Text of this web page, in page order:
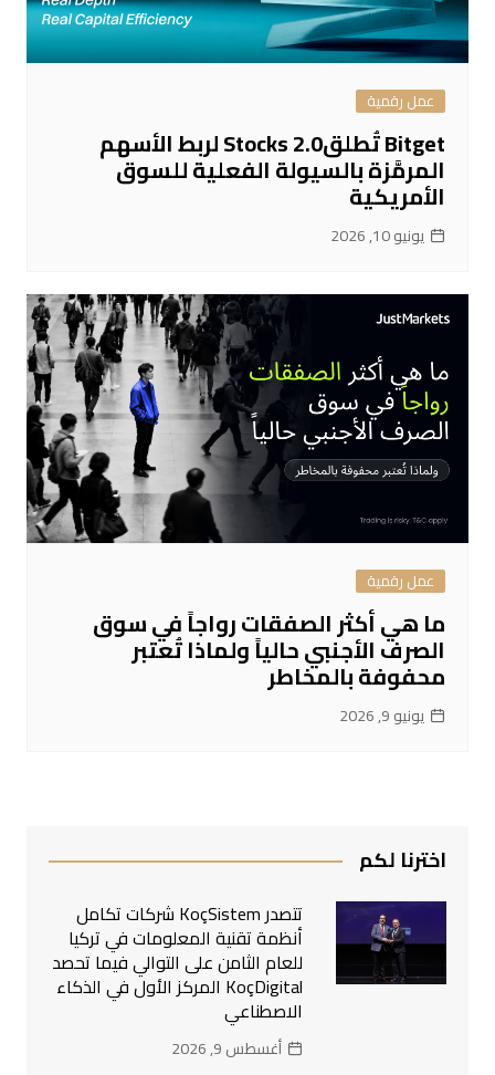
عمل رقمية
Bitget تُطلقStocks 2.0 لربط الأسهم
المرمَّزة بالسيولة الفعلية للسوق
الأمريكية
يونيو 10, 2026
عمل رقمية
ما هي أكثر الصفقات رواجاً في سوق
الصرف الأجنبي حالياً ولماذا تُعتبر
محفوفة بالمخاطر
يونيو 9, 2026
اخترنا لكم
تتصدر KoçSistem شركات تكامل
أنظمة تقنية المعلومات في تركيا
للعام الثامن على التوالي فيما تحصد
KoçDigital المركز الأول في الذكاء
الاصطناعي
أغسطس 9, 2026